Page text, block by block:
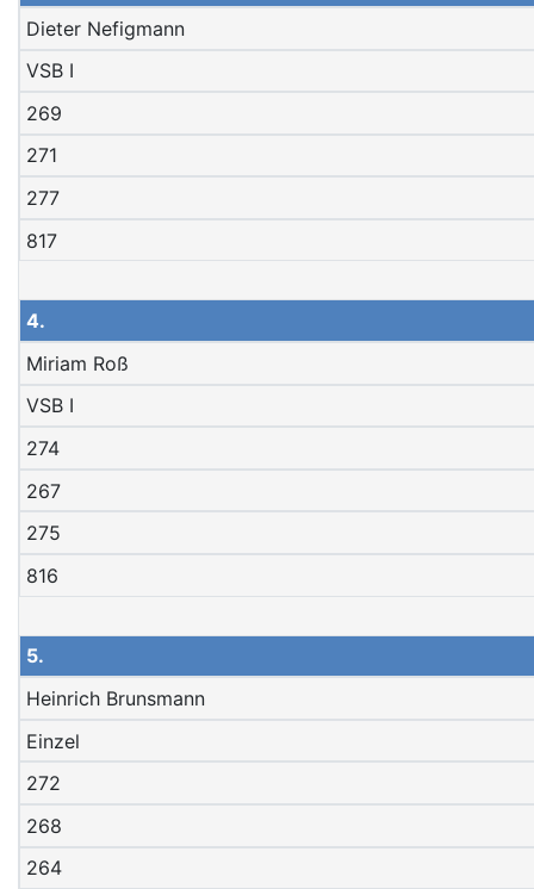
Dieter Nefigmann
VSB I
269
271
277
817
4.
Miriam Roß
VSB I
274
267
275
816
5.
Heinrich Brunsmann
Einzel
272
268
264